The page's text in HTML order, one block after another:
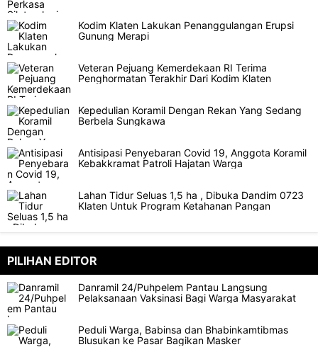
Kodim Klaten Lakukan Penanggulangan Erupsi
Gunung Merapi
Veteran Pejuang Kemerdekaan RI Terima
Penghormatan Terakhir Dari Kodim Klaten
Kepedulian Koramil Dengan Rekan Yang Sedang
Berbela Sungkawa
Antisipasi Penyebaran Covid 19, Anggota Koramil
Kebakkramat Patroli Hajatan Warga
Lahan Tidur Seluas 1,5 ha , Dibuka Dandim 0723
Klaten Untuk Program Ketahanan Pangan
PILIHAN EDITOR
Danramil 24/Puhpelem Pantau Langsung
Pelaksanaan Vaksinasi Bagi Warga Masyarakat
Peduli Warga, Babinsa dan Bhabinkamtibmas
Blusukan ke Pasar Bagikan Masker